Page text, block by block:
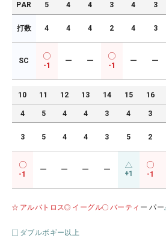
PAR 5 4 4 3 4 3
打数 4 4 4 2 4 3
SC
-1
ー ー
-1
ー ー
10 11 12 13 14 15 16
4 5 4 4 3 4 3
3 5 4 4 3 5 2
-1
ー ー ー ー +1 -1
アルバトロス イーグル バーティ ー パー
ダブルボギー以上